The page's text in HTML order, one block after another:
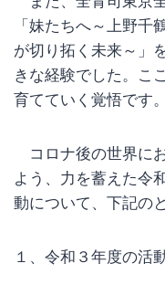
「妹たちへ～上野千
が切り拓く未来～」
きな経験でした。こ
育てていく覚悟です。
コロナ後の世界に
よう、力を蓄えた令
動について、下記の
１、令和３年度の活